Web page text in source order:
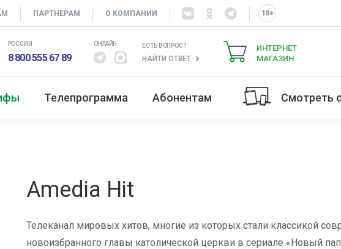
ПАРТНЕРАМ О КОМПАНИИ
РОССИЯ
8 800 555 67 89
ОНЛАЙН ЕСТЬ ВОПРОС?
НАЙТИ ОТВЕТ
ИНТЕРНЕТ
МАГАЗИН
Телепрограмма Абонентам Смотреть
Amedia Hit
Телеканал мировых хитов, многие из которых стали классикой
новоизбранного главы католической церкви в сериале «Новый